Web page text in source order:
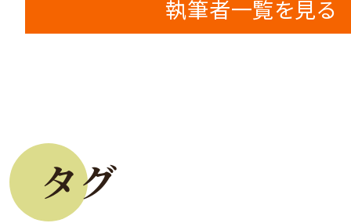
執筆者一覧を見る
タグ